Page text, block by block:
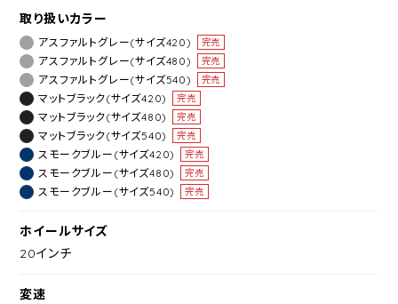
取り扱いカラー
アスファルトグレー(サイズ420) 完売
アスファルトグレー(サイズ480) 完売
アスファルトグレー(サイズ540) 完売
マットブラック(サイズ420) 完売
マットブラック(サイズ480) 完売
マットブラック(サイズ540) 完売
スモークブルー(サイズ420) 完売
スモークブルー(サイズ480) 完売
スモークブルー(サイズ540) 完売
ホイールサイズ
20インチ
変速